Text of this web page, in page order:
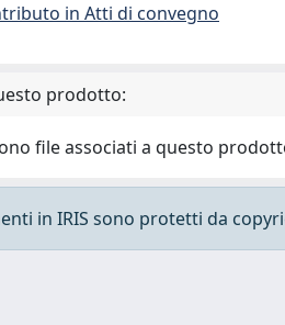
in Atti di convegno
prodotto:
file associati a questo
in IRIS sono protetti da